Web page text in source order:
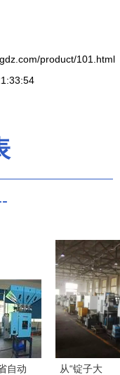
product/101.html
自动
从“锭子大